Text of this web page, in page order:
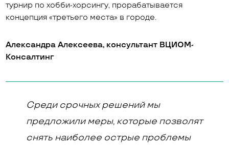
турнир по хобби-хорсингу, прорабатывается
концепция «третьего места» в городе.
Александра Алексеева, консультант ВЦИОМ-
Консалтинг
Среди срочных решений мы
предложили меры, которые позволят
снять наиболее острые проблемы